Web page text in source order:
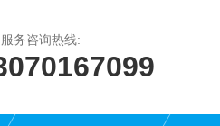
务咨询热线: